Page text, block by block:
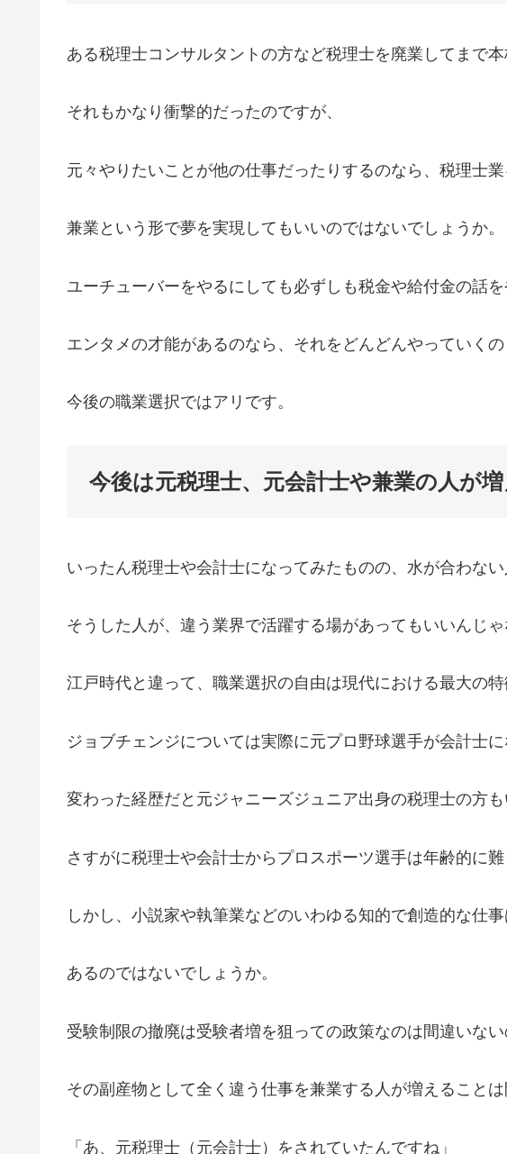
ある税理士コンサルタントの方など税理士を廃業してまで本
それもかなり衝撃的だったのですが、
元々やりたいことが他の仕事だったりするのなら、税理士
兼業という形で夢を実現してもいいのではないでしょうか。
ユーチューバーをやるにしても必ずしも税金や給付金の話を
エンタメの才能があるのなら、それをどんどんやっていくの
今後の職業選択ではアリです。
今後は元税理士、元会計士や兼業の人が
いったん税理士や会計士になってみたものの、水が合わない
そうした人が、違う業界で活躍する場があってもいいんじゃ
江戸時代と違って、職業選択の自由は現代における最大の特
ジョブチェンジについては実際に元プロ野球選手が会計士に
変わった経歴だと元ジャニーズジュニア出身の税理士の方も
さすがに税理士や会計士からプロスポーツ選手は年齢的に難
しかし、小説家や執筆業などのいわゆる知的で創造的な仕
あるのではないでしょうか。
受験制限の撤廃は受験者増を狙っての政策なのは間違いない
その副産物として全く違う仕事を兼業する人が増えることは
「あ、元税理士（元会計士）をされていたんですね」